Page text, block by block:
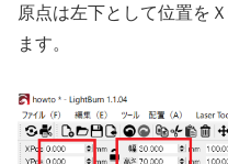
原点は左下として位置を
ます。